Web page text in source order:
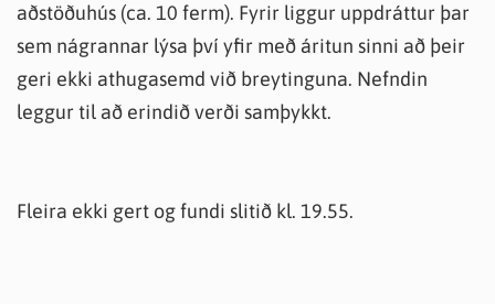
aðstöðuhús (ca. 10 ferm). Fyrir liggur uppdráttur þar
sem nágrannar lýsa því yfir með áritun sinni að þeir
geri ekki athugasemd við breytinguna. Nefndin
leggur til að erindið verði samþykkt.
Fleira ekki gert og fundi slitið kl. 19.55.